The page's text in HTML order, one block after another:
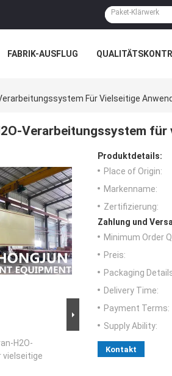
FABRIK-AUSFLUG
Für Vielseitige
Verarbeitungssystem für
H2O-
Produktdetails:
Place of Origin:
Markenname:
Zertifizierung:
Zahlung und
Minimum Order
Preis:
Packaging
Delivery Time:
Payment Terms:
Supply Ability:
Kontakt